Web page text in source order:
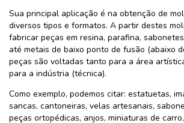
Sua principal aplicação é na obtenção de
diversos tipos e formatos. A partir destes
fabricar peças em resina, parafina,
até metais de baixo ponto de fusão (abaixo
peças são voltadas tanto para a área
para a indústria (técnica).
Como exemplo, podemos citar: estatuetas,
sancas, cantoneiras, velas artesanais,
peças ortopédicas, anjos, miniaturas de